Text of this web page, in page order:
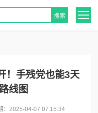
！手残党也能3天
线图
： 2025-04-07 07:15:34